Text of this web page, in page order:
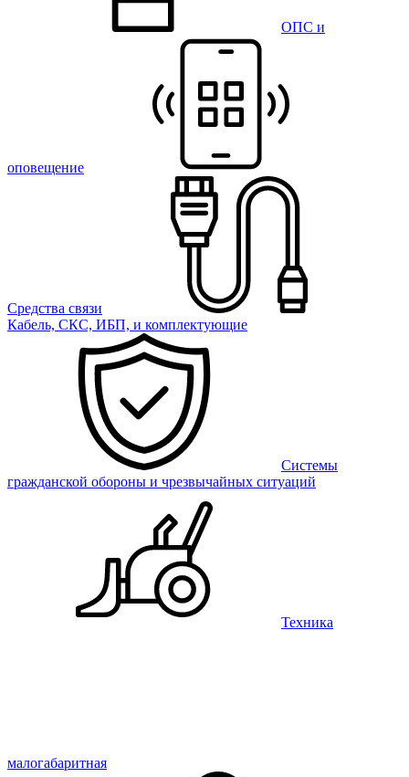
ОПС и
оповещение
Средства связи
Кабель, СКС, ИБП, и комплектующие
Системы
гражданской обороны и чрезвычайных ситуаций
Техника
малогабаритная